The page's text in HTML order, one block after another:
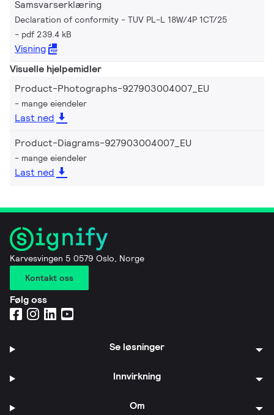
Samsvarserklæring
Declaration of conformity - TUV PL-L 18W/4P 1CT/25
pdf 239.4 kB
Visning
Visuelle hjelpemidler
Product-Photographs-927903004007_EU
mange eiendeler
Last ned
Product-Diagrams-927903004007_EU
mange eiendeler
Last ned
Karvesvingen 5 0579 Oslo, Norge
Kontakt oss
Følg oss
Se løsninger
Innvirkning
Om